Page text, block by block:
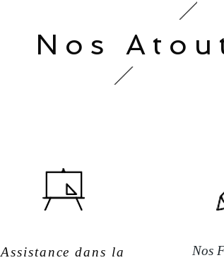
Nos
Assistance dans la
Nos